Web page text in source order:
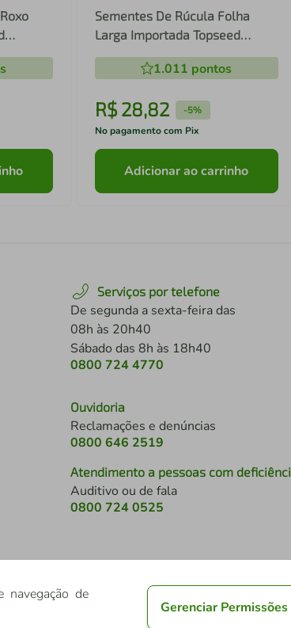
Sementes De Rúcula Folha
Larga Importada Topseed
Premium - 100g
1.011 pontos
R$ 28,82 -5%
No pagamento com Pix
Adicionar ao carrinho
Serviços por telefone
De segunda a sexta-feira das
08h às 20h40
Sábado das 8h às 18h40
0800 724 4770
Ouvidoria
Reclamações e denúncias
0800 646 2519
Atendimento a pessoas com
Auditivo ou de fala
0800 724 0525
navegação de
Gerenciar